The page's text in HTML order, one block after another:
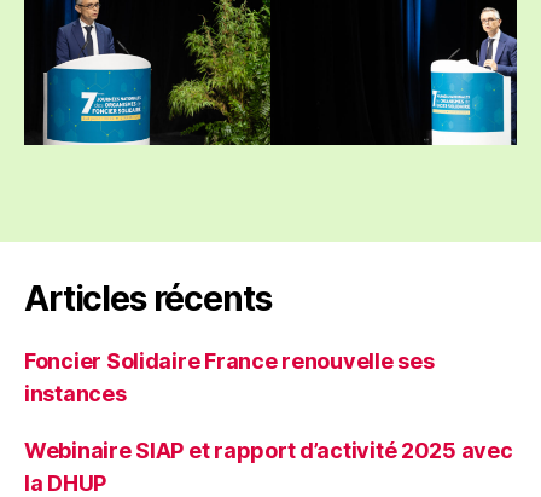
Articles récents
Foncier Solidaire France renouvelle ses
instances
Webinaire SIAP et rapport d’activité 2025 avec
la DHUP